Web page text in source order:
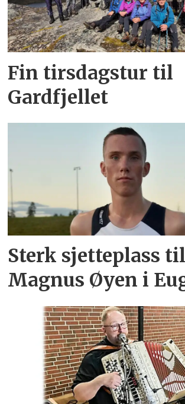
Fin tirsdagstur til
Gardfjellet
Sterk sjetteplass til
Magnus Øyen i